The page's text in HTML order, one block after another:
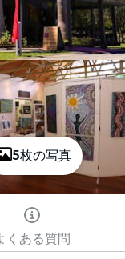
5枚の写真
くある質問